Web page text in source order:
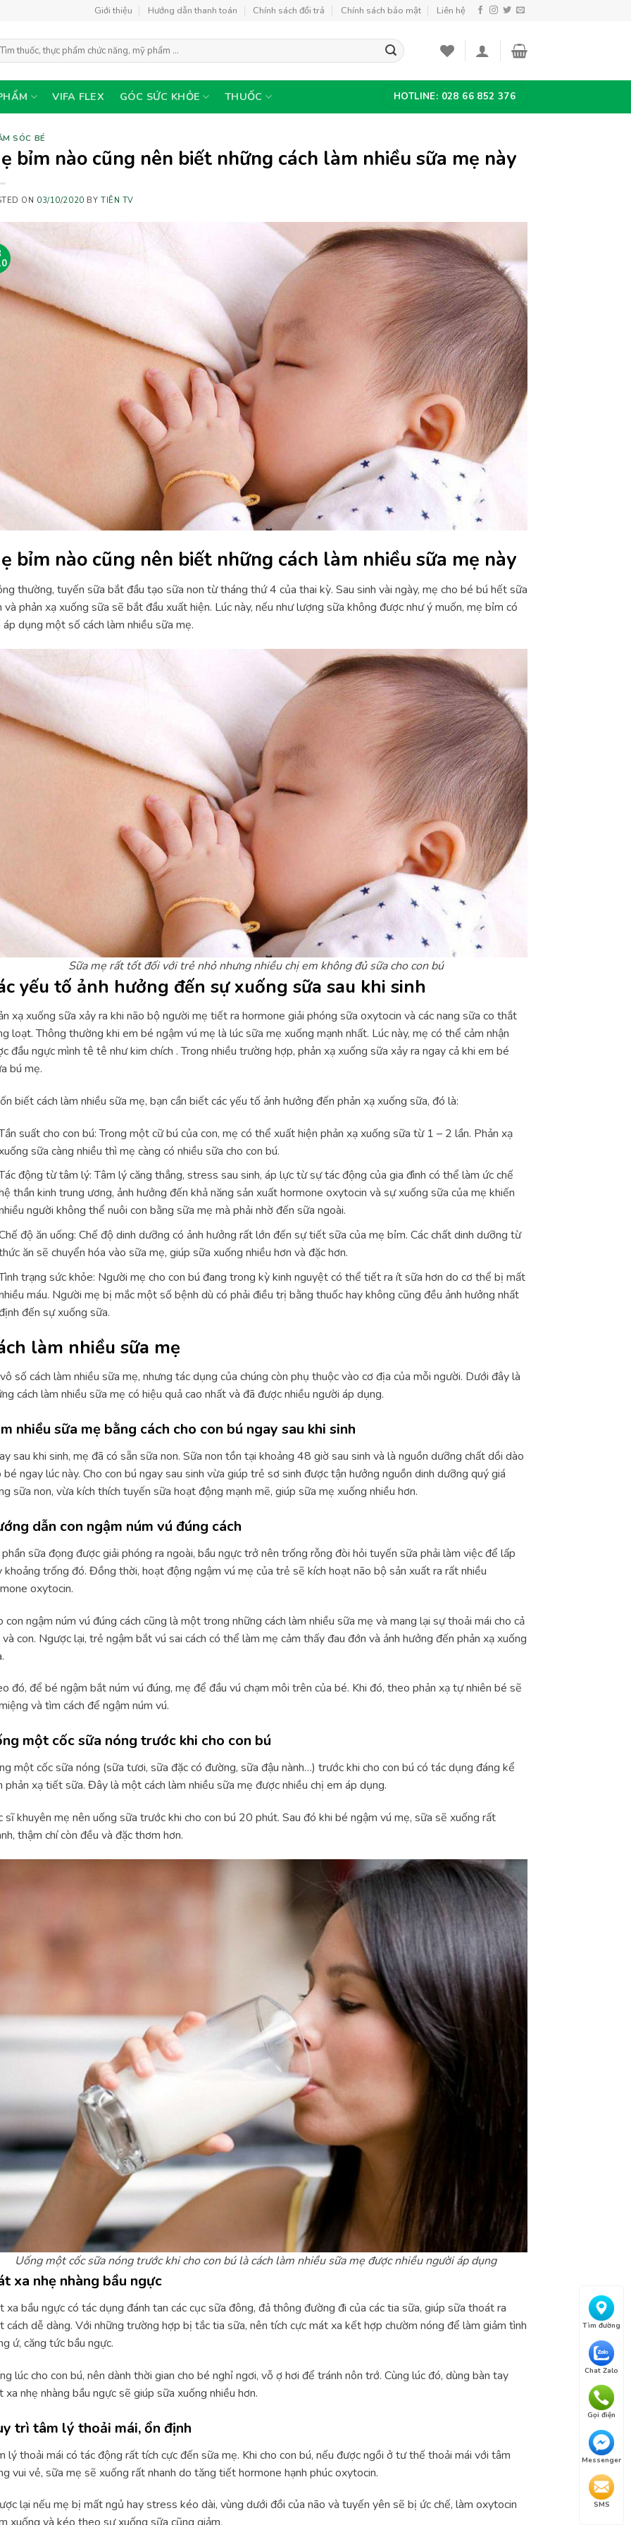
Tìm đường
Chat Zalo
Gọi điện
Messenger
SMS
Giới thiệu Hướng dẫn thanh toán Chính sách đổi trả Chính sách bảo mật Liên hệ
VIFA FLEX GÓC SỨC KHỎE THUỐC HOTLINE: 028 66 852 376
SÓC BÉ
bỉm nào cũng nên biết những cách làm nhiều sữa mẹ này
ON 03/10/2020 BY TIÊN TV
bỉm nào cũng nên biết những cách làm nhiều sữa mẹ này
thường, tuyến sữa bắt đầu tạo sữa non từ tháng thứ 4 của thai kỳ. Sau sinh vài ngày, mẹ cho bé bú hết sữa
và phản xạ xuống sữa sẽ bắt đầu xuất hiện. Lúc này, nếu như lượng sữa không được như ý muốn, mẹ bỉm có
dụng một số cách làm nhiều sữa mẹ.
Sữa mẹ rất tốt đối với trẻ nhỏ nhưng nhiều chị em không đủ sữa cho con bú
yếu tố ảnh hưởng đến sự xuống sữa sau khi sinh
xạ xuống sữa xảy ra khi não bộ người mẹ tiết ra hormone giải phóng sữa oxytocin và các nang sữa co thắt
loạt. Thông thường khi em bé ngậm vú mẹ là lúc sữa mẹ xuống mạnh nhất. Lúc này, mẹ có thể cảm nhận
đầu ngực mình tê tê như kim chích . Trong nhiều trường hợp, phản xạ xuống sữa xảy ra ngay cả khi em bé
bú mẹ.
biết cách làm nhiều sữa mẹ, bạn cần biết các yếu tố ảnh hưởng đến phản xạ xuống sữa, đó là:
suất cho con bú: Trong một cữ bú của con, mẹ có thể xuất hiện phản xạ xuống sữa từ 1 – 2 lần. Phản xạ
sữa càng nhiều thì mẹ càng có nhiều sữa cho con bú.
động từ tâm lý: Tâm lý căng thẳng, stress sau sinh, áp lực từ sự tác động của gia đình có thể làm ức chế
thần kinh trung ương, ảnh hưởng đến khả năng sản xuất hormone oxytocin và sự xuống sữa của mẹ khiến
người không thể nuôi con bằng sữa mẹ mà phải nhờ đến sữa ngoài.
độ ăn uống: Chế độ dinh dưỡng có ảnh hưởng rất lớn đến sự tiết sữa của mẹ bỉm. Các chất dinh dưỡng từ
ăn sẽ chuyển hóa vào sữa mẹ, giúp sữa xuống nhiều hơn và đặc hơn.
trạng sức khỏe: Người mẹ cho con bú đang trong kỳ kinh nguyệt có thể tiết ra ít sữa hơn do cơ thể bị mất
máu. Người mẹ bị mắc một số bệnh dù có phải điều trị bằng thuốc hay không cũng đều ảnh hưởng nhất
đến sự xuống sữa.
làm nhiều sữa mẹ
số cách làm nhiều sữa mẹ, nhưng tác dụng của chúng còn phụ thuộc vào cơ địa của mỗi người. Dưới đây là
cách làm nhiều sữa mẹ có hiệu quả cao nhất và đã được nhiều người áp dụng.
nhiều sữa mẹ bằng cách cho con bú ngay sau khi sinh
sau khi sinh, mẹ đã có sẵn sữa non. Sữa non tồn tại khoảng 48 giờ sau sinh và là nguồn dưỡng chất dồi dào
bé ngay lúc này. Cho con bú ngay sau sinh vừa giúp trẻ sơ sinh được tận hưởng nguồn dinh dưỡng quý giá
sữa non, vừa kích thích tuyến sữa hoạt động mạnh mẽ, giúp sữa mẹ xuống nhiều hơn.
dẫn con ngậm núm vú đúng cách
phần sữa đọng được giải phóng ra ngoài, bầu ngực trở nên trống rỗng đòi hỏi tuyến sữa phải làm việc để lấp
khoảng trống đó. Đồng thời, hoạt động ngậm vú mẹ của trẻ sẽ kích hoạt não bộ sản xuất ra rất nhiều
oxytocin.
con ngậm núm vú đúng cách cũng là một trong những cách làm nhiều sữa mẹ và mang lại sự thoải mái cho cả
con. Ngược lại, trẻ ngậm bắt vú sai cách có thể làm mẹ cảm thấy đau đớn và ảnh hưởng đến phản xạ xuống
đó, để bé ngậm bắt núm vú đúng, mẹ để đầu vú chạm môi trên của bé. Khi đó, theo phản xạ tự nhiên bé sẽ
và tìm cách để ngậm núm vú.
một cốc sữa nóng trước khi cho con bú
một cốc sữa nóng (sữa tươi, sữa đặc có đường, sữa đậu nành…) trước khi cho con bú có tác dụng đáng kể
phản xạ tiết sữa. Đây là một cách làm nhiều sữa mẹ được nhiều chị em áp dụng.
sĩ khuyên mẹ nên uống sữa trước khi cho con bú 20 phút. Sau đó khi bé ngậm vú mẹ, sữa sẽ xuống rất
thậm chí còn đều và đặc thơm hơn.
Uống một cốc sữa nóng trước khi cho con bú là cách làm nhiều sữa mẹ được nhiều người áp dụng
xa nhẹ nhàng bầu ngực
xa bầu ngực có tác dụng đánh tan các cục sữa đông, đả thông đường đi của các tia sữa, giúp sữa thoát ra
cách dễ dàng. Với những trường hợp bị tắc tia sữa, nên tích cực mát xa kết hợp chườm nóng để làm giảm tình
ứ, căng tức bầu ngực.
lúc cho con bú, nên dành thời gian cho bé nghỉ ngơi, vỗ ợ hơi để tránh nôn trớ. Cùng lúc đó, dùng bàn tay
xa nhẹ nhàng bầu ngực sẽ giúp sữa xuống nhiều hơn.
trì tâm lý thoải mái, ổn định
lý thoải mái có tác động rất tích cực đến sữa mẹ. Khi cho con bú, nếu được ngồi ở tư thế thoải mái với tâm
vui vẻ, sữa mẹ sẽ xuống rất nhanh do tăng tiết hormone hạnh phúc oxytocin.
lại nếu mẹ bị mất ngủ hay stress kéo dài, vùng dưới đồi của não và tuyến yên sẽ bị ức chế, làm oxytocin